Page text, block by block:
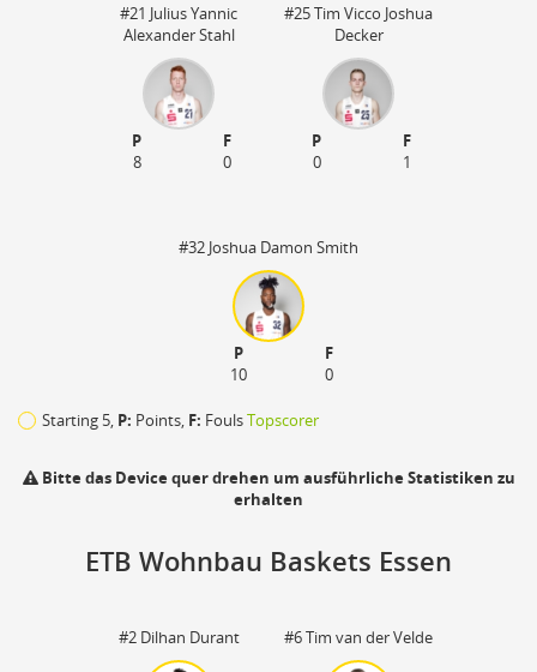
#21 Julius Yannic
Alexander Stahl
P
F
8
0
#25 Tim Vicco Joshua
Decker
P
F
0
1
#32 Joshua Damon Smith
P
F
10
0
Starting 5, P: Points, F: FoulsTopscorer
Bitte das Device quer drehen um ausführliche Statistiken zu
erhalten
ETB Wohnbau Baskets Essen
#2 Dilhan Durant #6 Tim van der Velde